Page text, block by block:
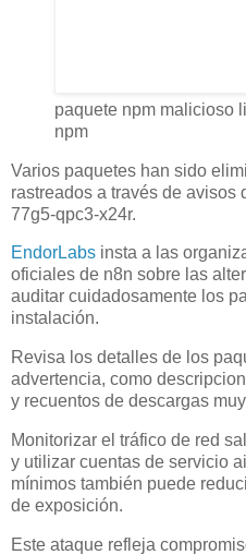
paquete npm malicioso
npm
Varios paquetes han sido
rastreados a través de avisos
77g5-qpc3-x24r.
EndorLabs insta a las
oficiales de n8n sobre las
auditar cuidadosamente los
instalación.
Revisa los detalles de los
advertencia, como
y recuentos de descargas
Monitorizar el tráfico de red
y utilizar cuentas de servicio
mínimos también puede
de exposición.
Este ataque refleja